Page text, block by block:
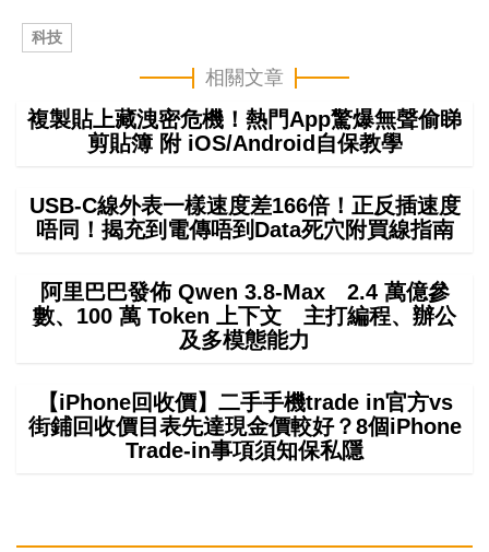
科技
相關文章
複製貼上藏洩密危機！熱門App驚爆無聲偷睇
剪貼簿 附 iOS/Android自保教學
USB-C線外表一樣速度差166倍！正反插速度
唔同！揭充到電傳唔到Data死穴附買線指南
阿里巴巴發佈 Qwen 3.8-Max 2.4 萬億參
數、100 萬 Token 上下文 主打編程、辦公
及多模態能力
【iPhone回收價】二手手機trade in官方vs
街鋪回收價目表先達現金價較好？8個iPhone
Trade-in事項須知保私隱